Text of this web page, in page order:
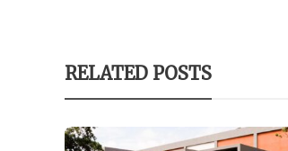
RELATED POSTS